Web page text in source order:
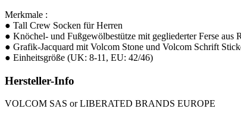
Merkmale :
● Tall Crew Socken für Herren
● Knöchel- und Fußgewölbestütze mit gegliederter Ferse aus
● Grafik-Jacquard mit Volcom Stone und Volcom Schrift
● Einheitsgröße (UK: 8-11, EU: 42/46)
Hersteller-Info
VOLCOM SAS or LIBERATED BRANDS EUROPE